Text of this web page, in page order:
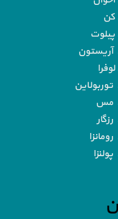
کن
پیلوت
آریستون
مس